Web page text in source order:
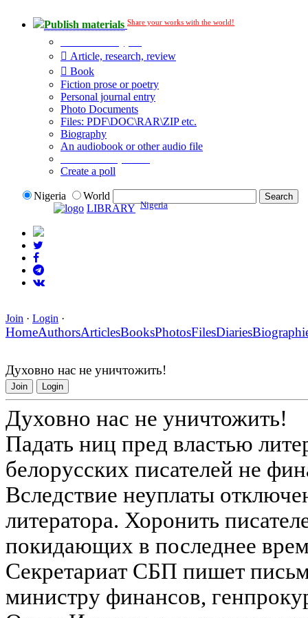
Publish materials Share your works with the world!
Article, research, review
Book
Fiction prose or poetry
Personal journal entry
Photo Documents
Files: PDF\DOC\RAR\ZIP etc.
Biography
An audiobook or other audio file
Create a poll
Nigeria
World
LIBRARY Nigeria
Join · Login ·
HomeAuthorsArticlesBooksPhotosFilesDiaries
Духовно нас не уничтожить!
Join Login
Духовно нас не уничтожить!
Падать ниц пред властью
белорусских писателей не
Вследствие неуплаты
литератора. Хоронить
покидающих в последнее
Секретариат СБП пишет
министру финансов,